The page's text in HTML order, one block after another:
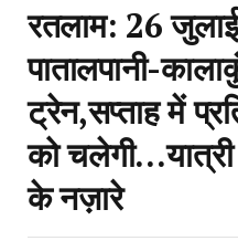
रतलाम: 26
पातालपानी-
ट्रेन,सप्ताह में
को
के नज़ारे